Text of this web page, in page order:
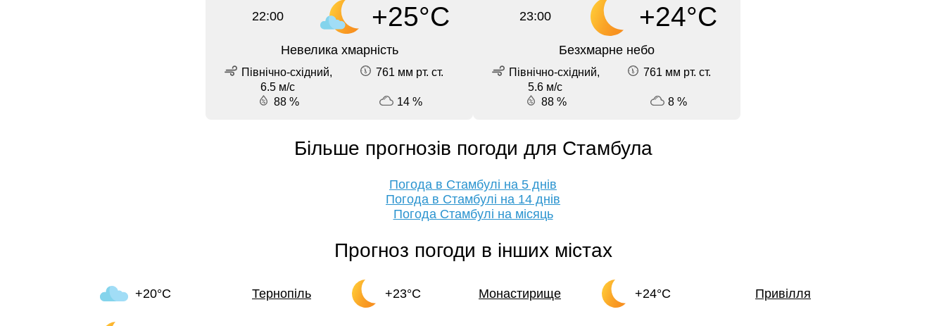
22:00 +25°C
Невелика хмарність
Північно-східний,
6.5 м/с
761 мм рт. ст.
88 % 14 %
23:00 +24°C
Безхмарне небо
Північно-східний,
5.6 м/с
761 мм рт. ст.
88 % 8 %
Більше прогнозів погоди для Стамбула
Погода в Стамбулі на 5 днів
Погода в Стамбулі на 14 днів
Погода Стамбулі на місяць
Прогноз погоди в інших містах
+20°C Тернопіль +23°C Монастирище +24°C Привілля